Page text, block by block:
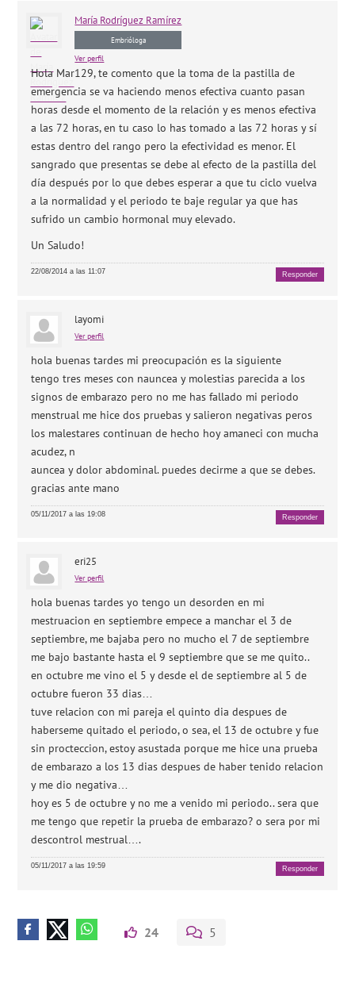
María Rodríguez Ramírez
Embrióloga
Ver perfil
Hola Mar129, te comento que la toma de la pastilla de
emergencia se va haciendo menos efectiva cuanto pasan
horas desde el momento de la relación y es menos efectiva
a las 72 horas, en tu caso lo has tomado a las 72 horas y sí
estas dentro del rango pero la efectividad es menor. El
sangrado que presentas se debe al efecto de la pastilla del
día después por lo que debes esperar a que tu ciclo vuelva
a la normalidad y el periodo te baje regular ya que has
sufrido un cambio hormonal muy elevado.
Un Saludo!
22/08/2014 a las 11:07 Responder
layomi
Ver perfil
hola buenas tardes mi preocupación es la siguiente
tengo tres meses con nauncea y molestias parecida a los
signos de embarazo pero no me has fallado mi periodo
menstrual me hice dos pruebas y salieron negativas peros
los malestares continuan de hecho hoy amaneci con mucha
acudez, n
auncea y dolor abdominal. puedes decirme a que se debes.
gracias ante mano
05/11/2017 a las 19:08 Responder
eri25
Ver perfil
hola buenas tardes yo tengo un desorden en mi
mestruacion en septiembre empece a manchar el 3 de
septiembre, me bajaba pero no mucho el 7 de septiembre
me bajo bastante hasta el 9 septiembre que se me quito..
en octubre me vino el 5 y desde el de septiembre al 5 de
octubre fueron 33 dias…
tuve relacion con mi pareja el quinto dia despues de
haberseme quitado el periodo, o sea, el 13 de octubre y fue
sin procteccion, estoy asustada porque me hice una prueba
de embarazo a los 13 dias despues de haber tenido relacion
y me dio negativa…
hoy es 5 de octubre y no me a venido mi periodo.. sera que
me tengo que repetir la prueba de embarazo? o sera por mi
descontrol mestrual….
05/11/2017 a las 19:59 Responder
24 5